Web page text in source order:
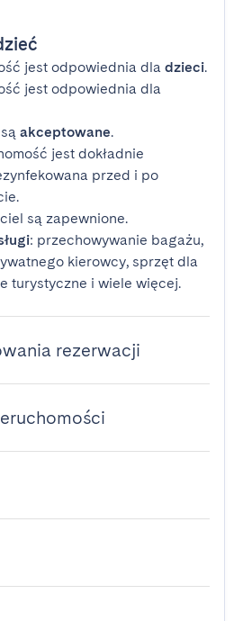
jest odpowiednia dla dzieci.
jest odpowiednia dla
akceptowane.
jest dokładnie
przed i po
są zapewnione.
: przechowywanie bagażu,
kierowcy, sprzęt dla
turystyczne i wiele więcej.
rezerwacji